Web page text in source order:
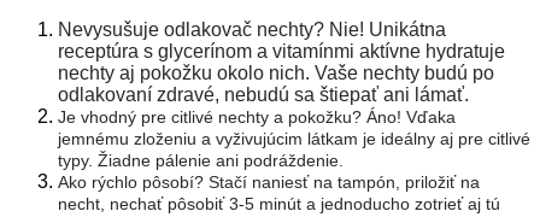
Nevysušuje odlakovač nechty? Nie! Unikátna
receptúra s glycerínom a vitamínmi aktívne hydratuje
nechty aj pokožku okolo nich. Vaše nechty budú po
odlakovaní zdravé, nebudú sa štiepať ani lámať.
Je vhodný pre citlivé nechty a pokožku? Áno! Vďaka
jemnému zloženiu a vyživujúcim látkam je ideálny aj pre citlivé
typy. Žiadne pálenie ani podráždenie.
Ako rýchlo pôsobí? Stačí naniesť na tampón, priložiť na
necht, nechať pôsobiť 3-5 minút a jednoducho zotrieť aj tú